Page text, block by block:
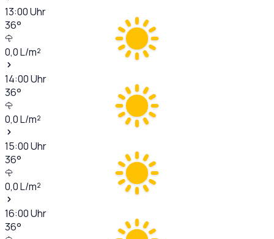
13:00Uhr
36°
0,0L/m²
14:00Uhr
36°
0,0L/m²
15:00Uhr
36°
0,0L/m²
16:00Uhr
36°